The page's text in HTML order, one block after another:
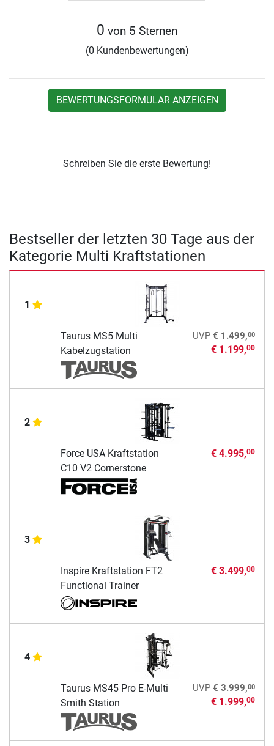
0 von 5 Sternen
(0 Kundenbewertungen)
BEWERTUNGSFORMULAR ANZEIGEN
Schreiben Sie die erste Bewertung!
Bestseller der letzten 30 Tage aus der
Kategorie Multi Kraftstationen
1
Taurus MS5 Multi
Kabelzugstation
UVP € 1.499,00
€ 1.199,00
2
Force USA Kraftstation
C10 V2 Cornerstone
€ 4.995,00
3
Inspire Kraftstation FT2
Functional Trainer
€ 3.499,00
4
Taurus MS45 Pro E-Multi
Smith Station
UVP € 3.999,00
€ 1.999,00